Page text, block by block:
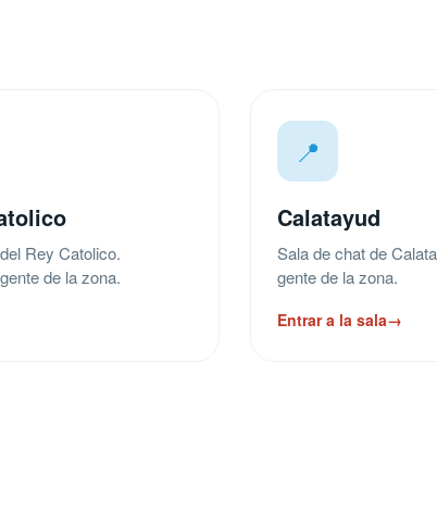
Rey Catolico.
de la zona.
📍
Calatayud
Sala de chat de
gente de la zona.
Entrar a la sala→